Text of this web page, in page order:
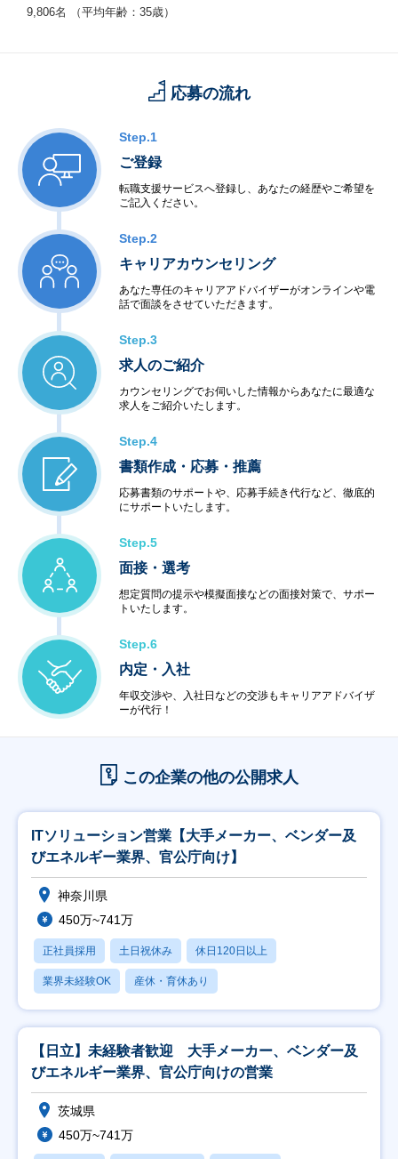
＜移動体通信制御開発＞
・衛星・航空制御
・交通機関・車輌制御
・ビル・店舗設備制御
・電力・エネルギー制御
・通信インフラ制御
・LSI・FPGA設計
・電子回路設計・生産
◆アウトソーシングサービス
＜システム運用保守サービス＞
・業務運用
・オペレーション
・ネットワーク管理
・ファシリティ管理
・ヘルプデスク
・データセンター
・ハウジング・ホスティング
・セキュリティ
＜教育サービス＞
・システム運用サービス
＜コンビニエンスサービス＞
・ハードウェア販売
・ソフトウェア販売
9,806名 （平均年齢：35歳）
応募の流れ
Step.1
ご登録
転職支援サービスへ登録し、あなたの経歴やご希望を
ご記入ください。
Step.2
キャリアカウンセリング
あなた専任のキャリアアドバイザーがオンラインや電
話で面談をさせていただきます。
Step.3
求人のご紹介
カウンセリングでお伺いした情報からあなたに最適な
求人をご紹介いたします。
Step.4
書類作成・応募・推薦
応募書類のサポートや、応募手続き代行など、徹底的
にサポートいたします。
Step.5
面接・選考
想定質問の提示や模擬面接などの面接対策で、サポー
トいたします。
Step.6
内定・入社
年収交渉や、入社日などの交渉もキャリアアドバイザ
ーが代行！
この企業の他の公開求人
ITソリューション営業【大手メーカー、ベンダー及
びエネルギー業界、官公庁向け】
神奈川県
450万~741万
正社員採用 土日祝休み 休日120日以上
業界未経験OK 産休・育休あり
【日立】未経験者歓迎 大手メーカー、ベンダー及
びエネルギー業界、官公庁向けの営業
茨城県
450万~741万